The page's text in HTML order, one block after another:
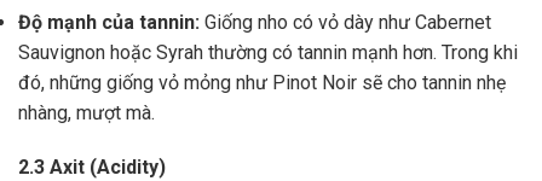
Độ mạnh của tannin: Giống nho có vỏ dày như Cabernet
Sauvignon hoặc Syrah thường có tannin mạnh hơn. Trong khi
đó, những giống vỏ mỏng như Pinot Noir sẽ cho tannin nhẹ
nhàng, mượt mà.
2.3 Axit (Acidity)